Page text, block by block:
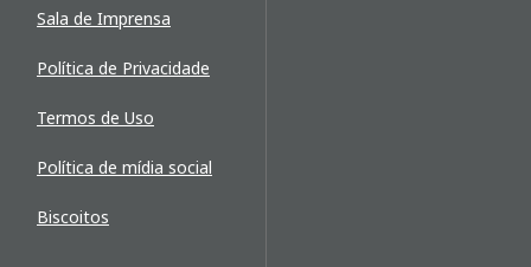
Sala de Imprensa
Política de Privacidade
Termos de Uso
Política de mídia social
Biscoitos